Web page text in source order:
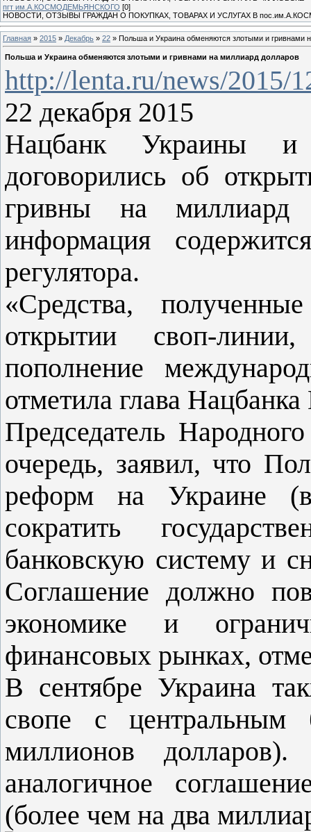
пгт им.А.КОСМОДЕМЬЯНСКОГО [0]
НОВОСТИ, ОТЗЫВЫ ГРАЖДАН О ПОКУПКАХ, ТОВАРАХ И УСЛУГАХ В
Главная » 2015 » Декабрь » 22 » Польша и Украина обменяются злотыми и гривнами
Польша и Украина обменяются злотыми и гривнами на миллиард долларов
http://lenta.ru/news/2015/
22 декабря 2015
Нацбанк Украины
договорились об
гривны на миллиард
информация
регулятора.
«Средства,
открытии своп-
пополнение
отметила глава
Председатель
очередь, заявил, что
реформ на Украине
сократить
банковскую систему и
Соглашение должно
экономике и
финансовых рынках,
В сентябре Украина
свопе с
миллионов
аналогичное
(более чем на два